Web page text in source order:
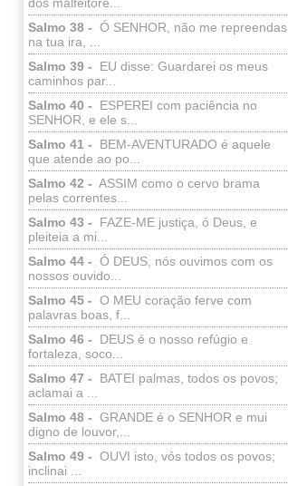
Salmo 38 - Ó SENHOR, não me repreendas
na tua ira, ...
Salmo 39 -
EU disse: Guardarei os meus
caminhos par...
Salmo 40 -
ESPEREI com paciência no
SENHOR, e ele s...
Salmo 41 -
BEM-AVENTURADO é aquele
que atende ao po...
Salmo 42 - ASSIM como o cervo brama
pelas correntes...
Salmo 43 -
FAZE-ME justiça, ó Deus, e
pleiteia a mi...
Salmo 44 - Ó DEUS, nós ouvimos com os
nossos ouvido...
Salmo 45 - O MEU coração ferve com
palavras boas, f...
Salmo 46 -
DEUS é o nosso refúgio e
fortaleza, soco...
Salmo 47 -
BATEI palmas, todos os povos;
aclamai a ...
Salmo 48 - GRANDE é o SENHOR e mui
digno de louvor,...
Salmo 49 - OUVI isto, vós todos os povos;
inclinai ...